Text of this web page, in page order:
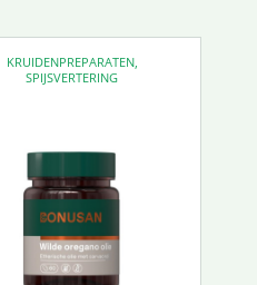
KRUIDENPREPARATEN,
SPIJSVERTERING